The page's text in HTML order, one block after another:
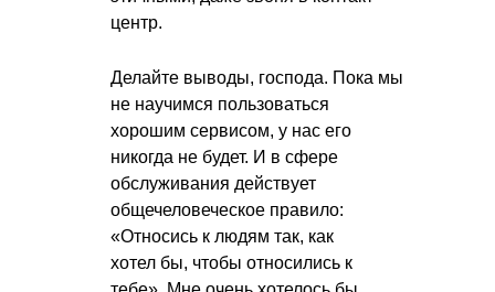
центр.
Делайте выводы, господа. Пока мы
не научимся пользоваться
хорошим сервисом, у нас его
никогда не будет. И в сфере
обслуживания действует
общечеловеческое правило:
«Относись к людям так, как
хотел бы, чтобы относились к